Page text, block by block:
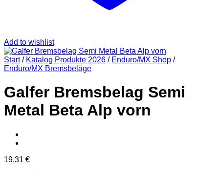
Add to wishlist
Start / Katalog Produkte 2026 / Enduro/MX Shop /
Enduro/MX Bremsbeläge
Galfer Bremsbelag Semi
Metal Beta Alp vorn
19,31 €